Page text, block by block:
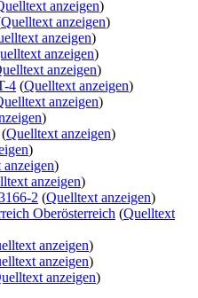
anzeigen)
Quelltext anzeigen)
anzeigen)
anzeigen)
anzeigen)
4 (Quelltext anzeigen)
anzeigen)
)
(Quelltext anzeigen)
)
)
anzeigen)
2 (Quelltext anzeigen)
Oberösterreich (Quelltext
anzeigen)
anzeigen)
anzeigen)